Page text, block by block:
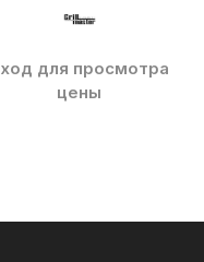
для просмотра
цены